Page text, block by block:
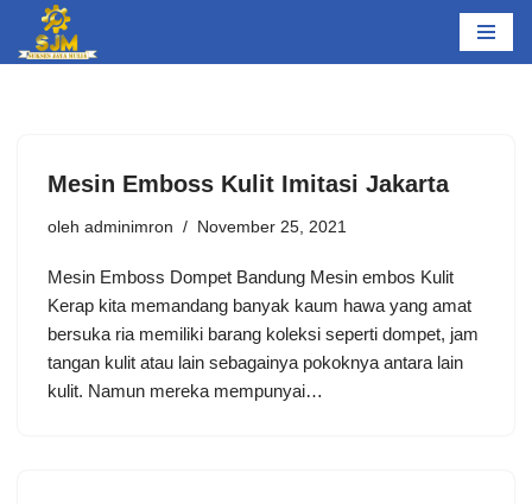
Lompat
Mesin Emboss Kulit Imitasi Jakarta
oleh adminimron November 25, 2021
Mesin Emboss Dompet Bandung Mesin embos Kulit
Kerap kita memandang banyak kaum hawa yang amat
bersuka ria memiliki barang koleksi seperti dompet, jam
tangan kulit atau lain sebagainya pokoknya antara lain
kulit. Namun mereka mempunyai…